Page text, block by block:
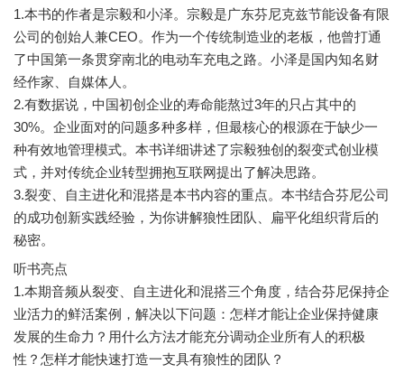
1.本书的作者是宗毅和小泽。宗毅是广东芬尼克兹节能设备有限
公司的创始人兼CEO。作为一个传统制造业的老板，他曾打通
了中国第一条贯穿南北的电动车充电之路。小泽是国内知名财
经作家、自媒体人。
2.有数据说，中国初创企业的寿命能熬过3年的只占其中的
30%。企业面对的问题多种多样，但最核心的根源在于缺少一
种有效地管理模式。本书详细讲述了宗毅独创的裂变式创业模
式，并对传统企业转型拥抱互联网提出了解决思路。
3.裂变、自主进化和混搭是本书内容的重点。本书结合芬尼公司
的成功创新实践经验，为你讲解狼性团队、扁平化组织背后的
听书亮点
1.本期音频从裂变、自主进化和混搭三个角度，结合芬尼保持企
业活力的鲜活案例，解决以下问题：怎样才能让企业保持健康
发展的生命力？用什么方法才能充分调动企业所有人的积极
性？怎样才能快速打造一支具有狼性的团队？